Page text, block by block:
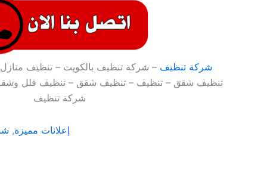
شركة تنظيف – شركة تنظيف بالكويت – تنظيف
تنظيف شقق – تنظيف – تنظيف شقق – تنظيف فلل
شركة تنظيف
إعلانات مميزة,